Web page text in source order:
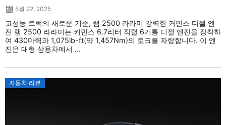
5월 22, 2025
고성능 트럭의 새로운 기준, 램 2500 라라미 강력한 커민스 디젤 엔
진 램 2500 라라미는 커민스 6.7리터 직렬 6기통 디젤 엔진을 장착하
여 430마력과 1,075lb-ft(약 1,457Nm)의 토크를 자랑합니다. 이 엔
진은 대형 상용차에서 ...
자동차 리뷰